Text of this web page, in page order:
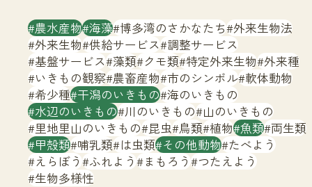
サイトマップ
農水産物 海藻 博多湾のさかなたち 外来生物法
外来生物 供給サービス 調整サービス
基盤サービス 藻類 クモ類 特定外来生物 外来種
いきもの観察 農畜産物 市のシンボル 軟体動物
希少種 干潟のいきもの 海のいきもの
水辺のいきもの 川のいきもの 山のいきもの
里地里山のいきもの 昆虫 鳥類 植物 魚類 両生類
甲殻類 哺乳類 は虫類 その他動物 たべよう
えらぼう ふれよう まもろう つたえよう
生物多様性